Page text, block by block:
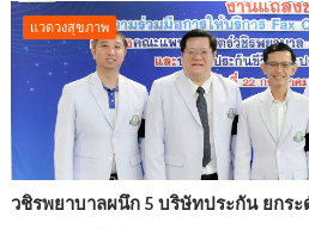
แวดวงสุขภาพ
วชิรพยาบาลผนึก 5 บริษัทประกัน ยกระ